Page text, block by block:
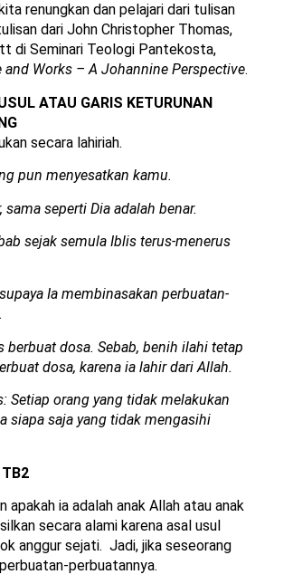
renungkan dan pelajari dari tulisan
dari John Christopher Thomas,
di Seminari Teologi Pantekosta,
and Works – A Johannine Perspective.
ATAU GARIS KETURUNAN
secara lahiriah.
pun menyesatkan kamu.
seperti Dia adalah benar.
sejak semula Iblis terus-menerus
Ia membinasakan perbuatan-
dosa. Sebab, benih ilahi tetap
dosa, karena ia lahir dari Allah.
Setiap orang yang tidak melakukan
siapa saja yang tidak mengasihi
ia adalah anak Allah atau anak
secara alami karena asal usul
anggur sejati. Jadi, jika seseorang
perbuatannya.